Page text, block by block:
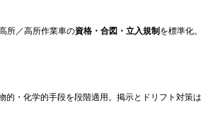
所／高所作業車の資格・合図・立入規制 を標準化。
的・化学的手段を段階適用。掲示とドリフト対策は